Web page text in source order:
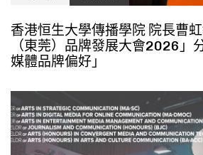
香港恒生大學傳播學院 院長曹
（東莞）品牌發展大會2026」
媒體品牌偏好」